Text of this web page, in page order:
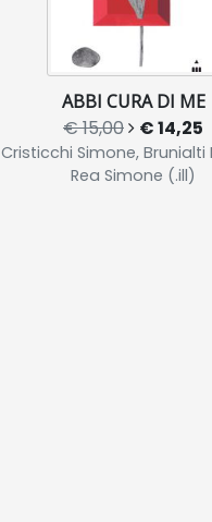
ABBI CURA DI ME
€ 15,00 € 14,25
Cristicchi Simone, Brunialti
Rea Simone (.ill)